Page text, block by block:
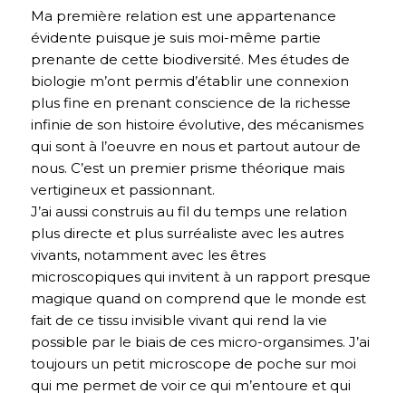
Ma première relation est une appartenance
évidente puisque je suis moi-même partie
prenante de cette biodiversité. Mes études de
biologie m’ont permis d’établir une connexion
plus fine en prenant conscience de la richesse
infinie de son histoire évolutive, des mécanismes
qui sont à l’oeuvre en nous et partout autour de
nous. C’est un premier prisme théorique mais
vertigineux et passionnant.
J’ai aussi construis au fil du temps une relation
plus directe et plus surréaliste avec les autres
vivants, notamment avec les êtres
microscopiques qui invitent à un rapport presque
magique quand on comprend que le monde est
fait de ce tissu invisible vivant qui rend la vie
possible par le biais de ces micro-organsimes. J’ai
toujours un petit microscope de poche sur moi
qui me permet de voir ce qui m’entoure et qui